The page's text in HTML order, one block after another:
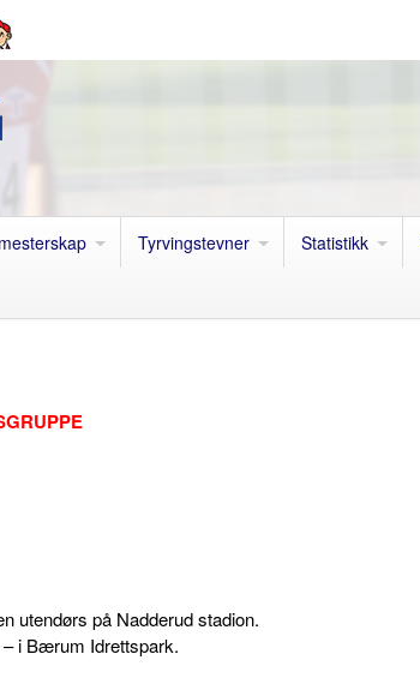
Tyrvingstevner Statistikk
utendørs på Nadderud stadion.
– i Bærum Idrettspark.